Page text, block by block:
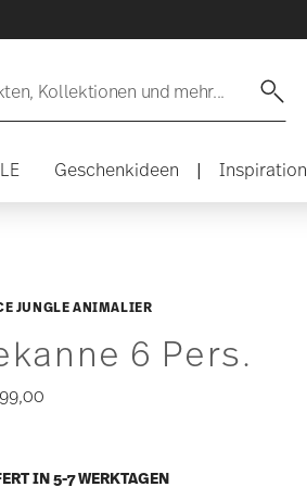
Kollektionen und mehr...
Geschenkideen | Inspiration
JUNGLE ANIMALIER
6 Pers.
IN 5-7 WERKTAGEN